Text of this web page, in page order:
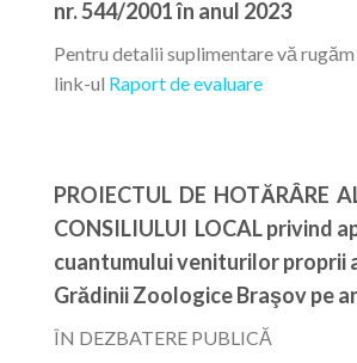
nr. 544/2001 în anul 2023
Pentru detalii suplimentare vă rugăm
link-ul Raport de evaluare
PROIECTUL DE HOTĂRÂRE
CONSILIULUI LOCAL privind
cuantumului veniturilor proprii
Grădinii Zoologice Braşov pe
ÎN DEZBATERE PUBLICĂ